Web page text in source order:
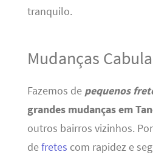
tranquilo.
Mudanças
Fazemos de pequenos
grandes mudanças em
outros bairros vizinhos.
defretes com rapidez e